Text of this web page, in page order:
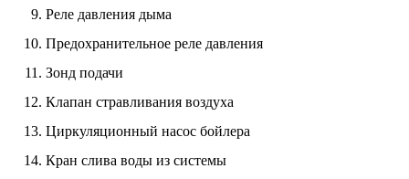
Реле давления дыма
Предохранительное реле давления
Зонд подачи
Клапан стравливания воздуха
Циркуляционный насос бойлера
Кран слива воды из системы